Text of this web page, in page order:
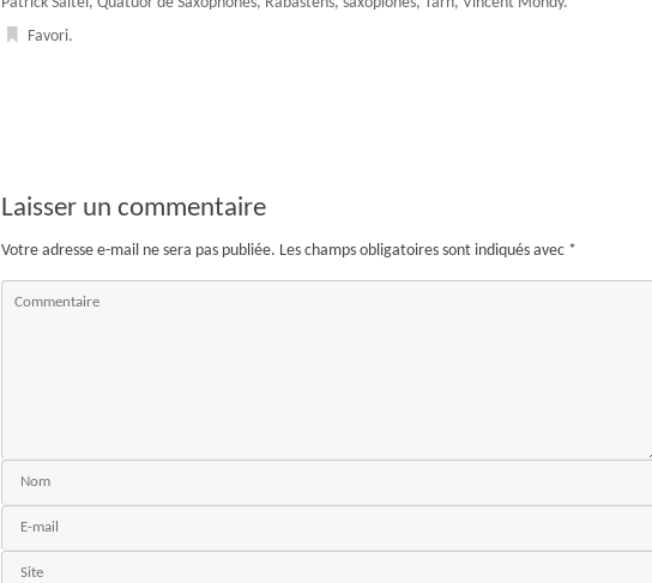
Favori.
Laisser un commentaire
Votre adresse e-mail ne sera pas publiée. Les champs obligatoires sont indiqués avec *